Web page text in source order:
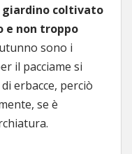
giardino coltivato
e non troppo
sono i
il pacciame si
erbacce, perciò
se è